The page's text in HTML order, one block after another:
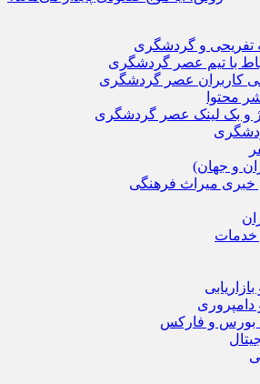
تفریحی و گردشگری
با تیم عصر گردشگری
کاربران عصر گردشگری
محتوا
و بک لینک عصر گردشگری
و جهان)
میراث فرهنگی
خدمات
بورس و فارکس